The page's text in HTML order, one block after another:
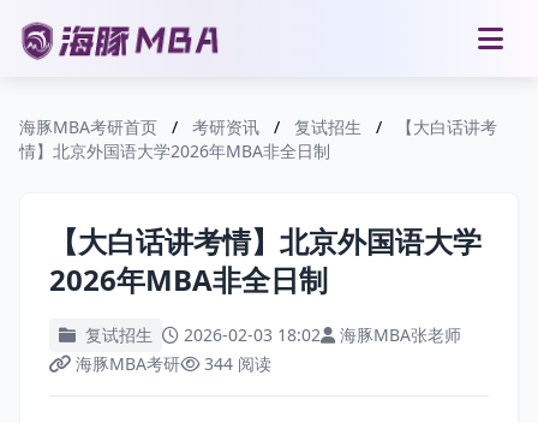
海豚MBA考研首页 / 考研资讯 / 复试招生 /
【大白话讲考
情】北京外国语大学2026年MBA非全日制
【大白话讲考情】北京外国语大学
2026年MBA非全日制
复试招生 2026-02-03 18:02
海豚MBA张老师
海豚MBA考研
344 阅读